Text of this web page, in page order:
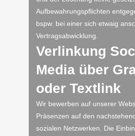
Aufbewahrungspflichten
bspw. bei einer sich etwaig
Vertragsabwicklung.
Verlinkung
Media über
oder Textlink
Wir bewerben auf unserer
Präsenzen auf den
sozialen Netzwerken. Die